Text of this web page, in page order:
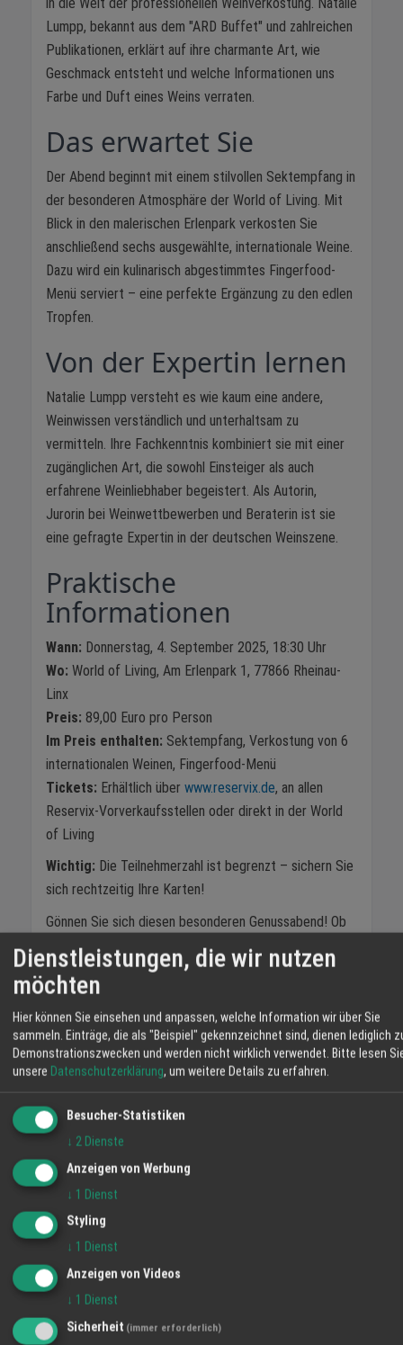
Lumpp, bekannt aus dem "ARD Buffet" und zahlreichen
Publikationen, erklärt auf ihre charmante Art, wie
Geschmack entsteht und welche Informationen uns
Farbe und Duft eines Weins verraten.
Das erwartet Sie
Der Abend beginnt mit einem stilvollen Sektempfang in
der besonderen Atmosphäre der World of Living. Mit
Blick in den malerischen Erlenpark verkosten Sie
anschließend sechs ausgewählte, internationale Weine.
Dazu wird ein kulinarisch abgestimmtes Fingerfood-
Menü serviert – eine perfekte Ergänzung zu den edlen
Tropfen.
Von der Expertin lernen
Natalie Lumpp versteht es wie kaum eine andere,
Weinwissen verständlich und unterhaltsam zu
vermitteln. Ihre Fachkenntnis kombiniert sie mit einer
zugänglichen Art, die sowohl Einsteiger als auch
erfahrene Weinliebhaber begeistert. Als Autorin,
Jurorin bei Weinwettbewerben und Beraterin ist sie
eine gefragte Expertin in der deutschen Weinszene.
Praktische
Informationen
Wann: Donnerstag, 4. September 2025, 18:30 Uhr
Wo: World of Living, Am Erlenpark 1, 77866 Rheinau-
Linx
Preis: 89,00 Euro pro Person
Im Preis enthalten: Sektempfang, Verkostung von 6
internationalen Weinen, Fingerfood-Menü
Tickets: Erhältlich über www.reservix.de, an allen
Reservix-Vorverkaufsstellen oder direkt in der World
of Living
Wichtig: Die Teilnehmerzahl ist begrenzt – sichern Sie
sich rechtzeitig Ihre Karten!
Gönnen Sie sich diesen besonderen Genussabend! Ob
als Geschenk für Weinliebhaber, als außergewöhnliches
Date oder einfach zur eigenen Horizonterweiterung –
das Sensorik-Seminar mit Natalie Lumpp ist eine
einmalige Gelegenheit, tiefer in die faszinierende Welt
der Weine einzutauchen. Die Kombination aus
fundiertem Fachwissen, praktischer Verkostung und
World of Living macht diesen Abend zu einem
unvergesslichen Erlebnis.
Weitere Informationen erhalten Sie unter Telefon
07853/830 oder direkt in der World of Living
RegioTipp
TEILEN
Dienstleistungen, die wir nutzen
möchten
Hier können Sie einsehen und anpassen, welche Information wir über Sie
sammeln. Einträge, die als "Beispiel" gekennzeichnet sind, dienen lediglich
Demonstrationszwecken und werden nicht wirklich verwendet. Bitte lesen
unsere Datenschutzerklärung, um weitere Details zu erfahren.
Besucher-Statistiken
↓ 2 Dienste
Anzeigen von Werbung
↓ 1 Dienst
Styling
↓ 1 Dienst
Anzeigen von Videos
↓ 1 Dienst
Sicherheit (immer erforderlich)